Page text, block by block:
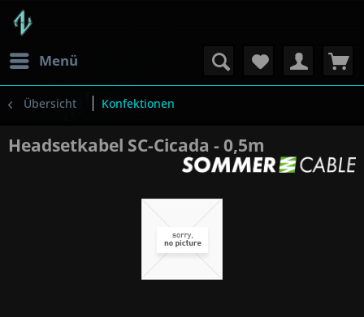
Menü
Übersicht Konfektionen
Headsetkabel SC-Cicada - 0,5m